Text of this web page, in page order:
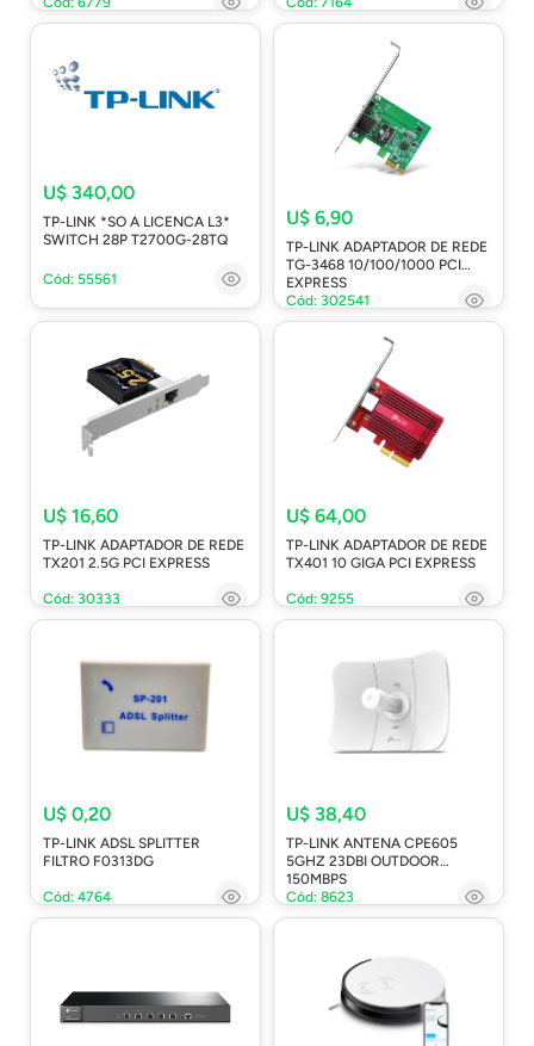
U$ 340,00
TP-LINK *SO A LICENCA L3*
SWITCH 28P T2700G-28TQ
Cód: 55561
U$ 6,90
TP-LINK ADAPTADOR DE REDE
TG-3468 10/100/1000 PCI
EXPRESS
Cód: 302541
U$ 16,60
TP-LINK ADAPTADOR DE REDE
TX201 2.5G PCI EXPRESS
Cód: 30333
U$ 64,00
TP-LINK ADAPTADOR DE REDE
TX401 10 GIGA PCI EXPRESS
Cód: 9255
U$ 0,20
TP-LINK ADSL SPLITTER
FILTRO F0313DG
Cód: 4764
U$ 38,40
TP-LINK ANTENA CPE605
5GHZ 23DBI OUTDOOR
150MBPS
Cód: 8623